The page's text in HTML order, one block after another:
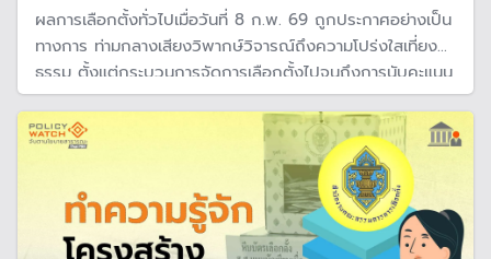
ผลการเลือกตั้งทั่วไปเมื่อวันที่ 8 ก.พ. 69 ถูกประกาศอย่างเป็น
ทางการ ท่ามกลางเสียงวิพากษ์วิจารณ์ถึงความโปร่งใสเที่ยง
ธรรม ตั้งแต่กระบวนการจัดการเลือกตั้งไปจนถึงการนับคะแนน
ของ กกต. ซึ่งเต็มไปด้วยพิรุธ ที่ประชาชนยังคงทวงถามความ
จริง โดยเฉพาะปมเรื่องการจัดการเลือกตั้งเป็นไปโดยตรงและ
ลับหรือไม่